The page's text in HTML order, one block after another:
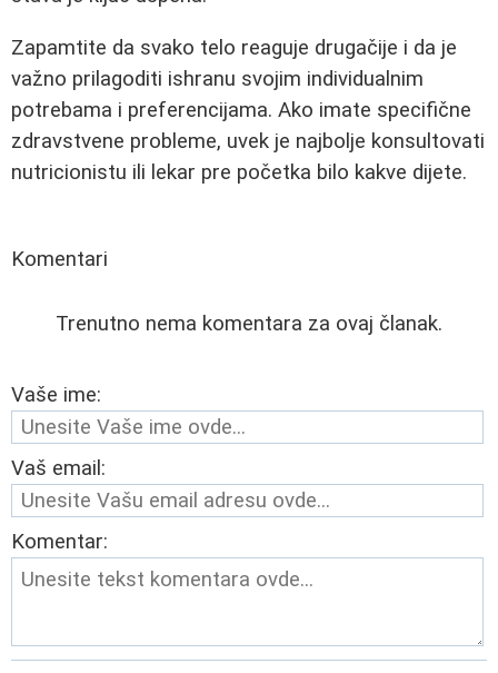
Zapamtite da svako telo reaguje drugačije i da je
važno prilagoditi ishranu svojim individualnim
potrebama i preferencijama. Ako imate specifične
zdravstvene probleme, uvek je najbolje konsultovati
nutricionistu ili lekar pre početka bilo kakve dijete.
Komentari
Trenutno nema komentara za ovaj članak.
Vaše ime:
Vaš email:
Komentar: